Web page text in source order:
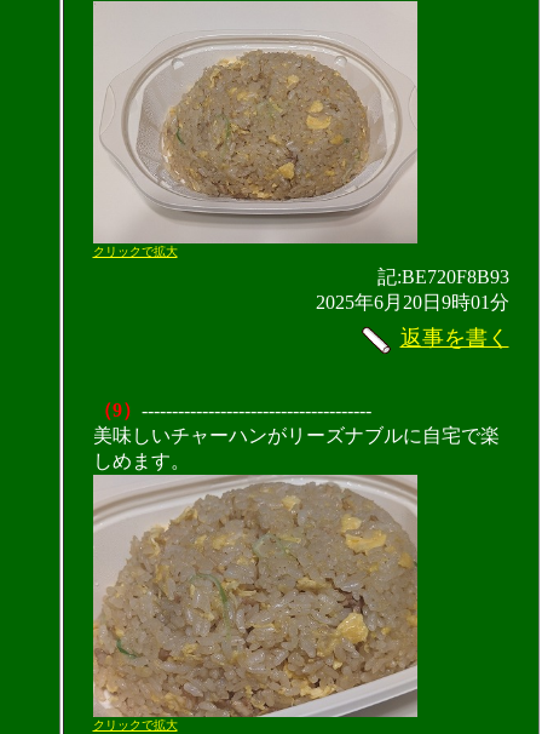
クリックで拡大
記:BE720F8B93
2025年6月20日9時01分
返事を書く
（9） --------------------------------------
美味しいチャーハンがリーズナブルに自宅で楽
しめます。
クリックで拡大